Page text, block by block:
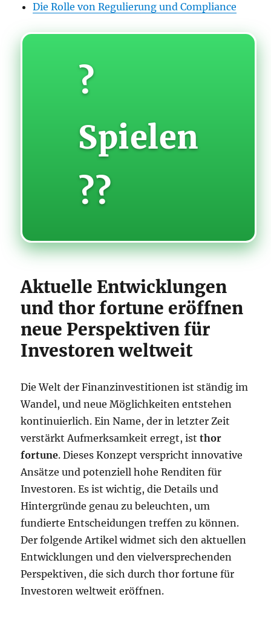
Die Rolle von Regulierung und Compliance
?
Spielen
??
Aktuelle Entwicklungen
und thor fortune eröffnen
neue Perspektiven für
Investoren weltweit
Die Welt der Finanzinvestitionen ist ständig im
Wandel, und neue Möglichkeiten entstehen
kontinuierlich. Ein Name, der in letzter Zeit
verstärkt Aufmerksamkeit erregt, istthor
fortune. Dieses Konzept verspricht innovative
Ansätze und potenziell hohe Renditen für
Investoren. Es ist wichtig, die Details und
Hintergründe genau zu beleuchten, um
fundierte Entscheidungen treffen zu können.
Der folgende Artikel widmet sich den aktuellen
Entwicklungen und den vielversprechenden
Perspektiven, die sich durch thor fortune für
Investoren weltweit eröffnen.